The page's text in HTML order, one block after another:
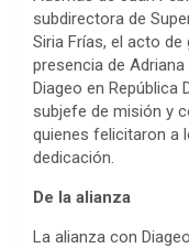
subdirectora de
Siria Frías, el acto
presencia de
Diageo en República
subjefe de misión y
quienes felicitaron a
dedicación.
De la alianza
La alianza con